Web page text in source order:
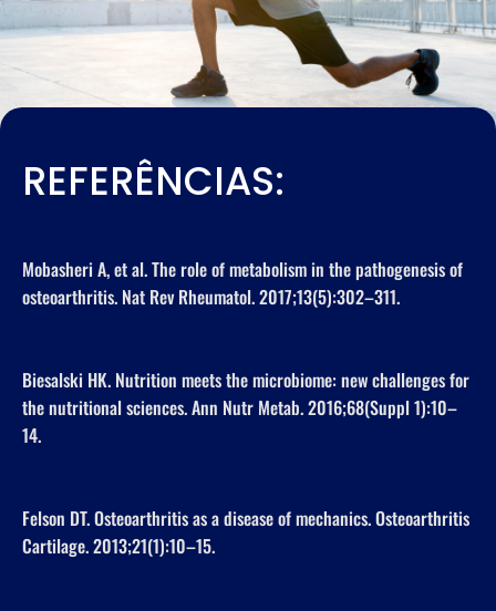
REFERÊNCIAS:
Mobasheri A, et al. The role of metabolism in the pathogenesis of
osteoarthritis. Nat Rev Rheumatol. 2017;13(5):302–311.
Biesalski HK. Nutrition meets the microbiome: new challenges for
the nutritional sciences. Ann Nutr Metab. 2016;68(Suppl 1):10–
14.
Felson DT. Osteoarthritis as a disease of mechanics. Osteoarthritis
Cartilage. 2013;21(1):10–15.